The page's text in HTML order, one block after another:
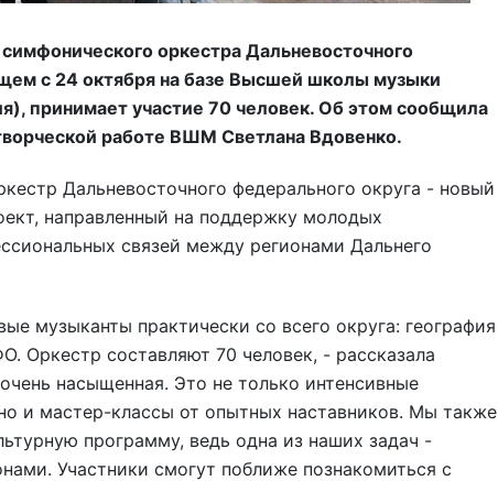
оркестра Дальневосточного
с 24 октября на базе Высшей школы музыки
принимает участие 70 человек. Об этом сообщила
работе ВШМ Светлана Вдовенко.
Дальневосточного федерального округа - новый
направленный на поддержку молодых
связей между регионами Дальнего
музыканты практически со всего округа: география
Оркестр составляют 70 человек, - рассказала
насыщенная. Это не только интенсивные
и мастер-классы от опытных наставников. Мы также
программу, ведь одна из наших задач -
Участники смогут поближе познакомиться с